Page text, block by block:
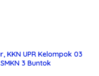
KKN UPR Kelompok 03
3 Buntok